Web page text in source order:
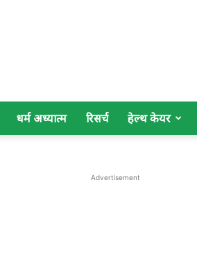
धर्म अध्यात्म रिसर्च हेल्थ केयर
Advertisement